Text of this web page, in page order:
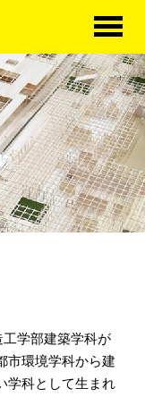
HOME
学科概要
学べる分野
学科カリキュラム
大学院
アクセス
学部建築学科が
市環境学科から建
学科として生まれ